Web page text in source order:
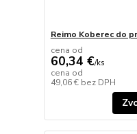
Reimo Koberec do
cena od
60,34 €/ks
cena od
49,06 € bez DPH